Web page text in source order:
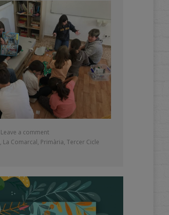
Leave a comment
, La Comarcal, Primària, Tercer Cicle